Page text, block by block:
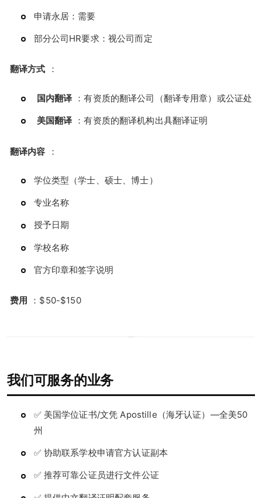
申请永居：需要
部分公司HR要求：视公司而定
翻译方式 ：
国内翻译 ：有资质的翻译公司（翻译专用章）或公证处
美国翻译 ：有资质的翻译机构出具翻译证明
翻译内容 ：
学位类型（学士、硕士、博士）
专业名称
授予日期
学校名称
官方印章和签字说明
费用 ：$50-$150
我们可服务的业务
✅ 美国学位证书/文凭 Apostille（海牙认证）—全美50
州
✅ 协助联系学校申请官方认证副本
✅ 推荐可靠公证员进行文件公证